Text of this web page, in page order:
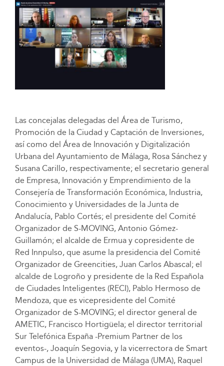
Las concejalas delegadas del Área de Turismo,
Promoción de la Ciudad y Captación de Inversiones,
así como del Área de Innovación y Digitalización
Urbana del Ayuntamiento de Málaga, Rosa Sánchez y
Susana Carillo, respectivamente; el secretario general
de Empresa, Innovación y Emprendimiento de la
Consejería de Transformación Económica, Industria,
Conocimiento y Universidades de la Junta de
Andalucía, Pablo Cortés; el presidente del Comité
Organizador de S-MOVING, Antonio Gómez-
Guillamón; el alcalde de Ermua y copresidente de
Red Innpulso, que asume la presidencia del Comité
Organizador de Greencities, Juan Carlos Abascal; el
alcalde de Logroño y presidente de la Red Española
de Ciudades Inteligentes (RECI), Pablo Hermoso de
Mendoza, que es vicepresidente del Comité
Organizador de S-MOVING; el director general de
AMETIC, Francisco Hortigüela; el director territorial
Sur Telefónica España -Premium Partner de los
eventos-, Joaquín Segovia, y la vicerrectora de Smart
Campus de la Universidad de Málaga (UMA), Raquel